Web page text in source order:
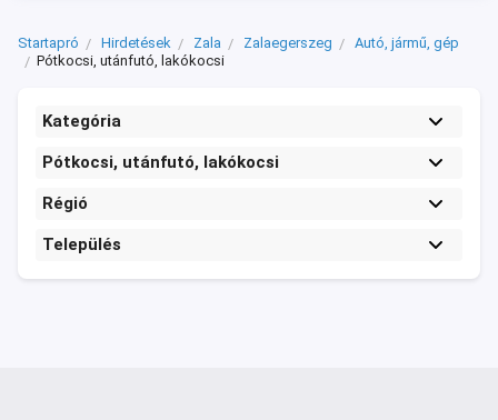
Startapró Hirdetések Zala Zalaegerszeg
Autó, jármű, gép
Pótkocsi, utánfutó, lakókocsi
Kategória
Pótkocsi, utánfutó, lakókocsi
Régió
Település